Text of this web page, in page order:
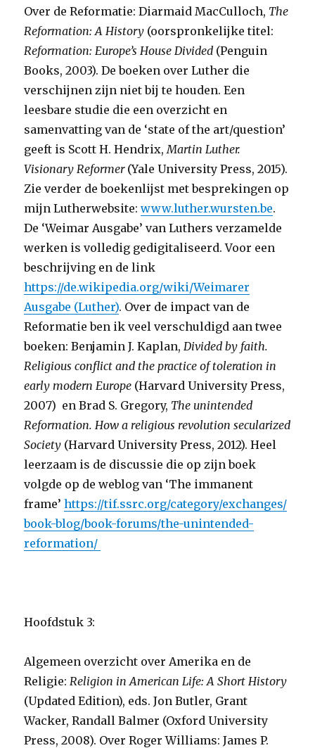
Over de Reformatie: Diarmaid MacCulloch, The
Reformation: A History (oorspronkelijke titel:
Reformation: Europe’s House Divided (Penguin
Books, 2003). De boeken over Luther die
verschijnen zijn niet bij te houden. Een
leesbare studie die een overzicht en
samenvatting van de ‘state of the art/question’
geeft is Scott H. Hendrix,Martin Luther.
Visionary Reformer(Yale University Press, 2015).
Zie verder de boekenlijst met besprekingen op
mijn Lutherwebsite:www.luther.wursten.be.
De ‘Weimar Ausgabe’ van Luthers verzamelde
werken is volledig gedigitaliseerd. Voor een
beschrijving en de link
https://de.wikipedia.org/wiki/Weimarer
Ausgabe (Luther). Over de impact van de
Reformatie ben ik veel verschuldigd aan twee
boeken: Benjamin J. Kaplan,Divided by faith.
Religious conflict and the practice of toleration in
early modern Europe (Harvard University Press,
2007) en Brad S. Gregory, The unintended
Reformation. How a religious revolution secularized
Society (Harvard University Press, 2012). Heel
leerzaam is de discussie die op zijn boek
volgde op de weblog van ‘The immanent
frame’https://tif.ssrc.org/category/exchanges/
book-blog/book-forums/the-unintended-
reformation/
Hoofdstuk 3:
Algemeen overzicht over Amerika en de
Religie:Religion in American Life: A Short History
(Updated Edition), eds. Jon Butler, Grant
Wacker, Randall Balmer (Oxford University
Press, 2008). Over Roger Williams: James P.